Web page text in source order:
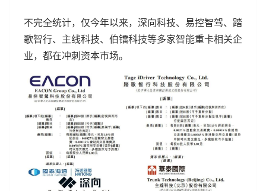
不完全统计，仅今年以来，深向科技、易控智驾、踏
歌智行、主线科技、伯镭科技等多家智能重卡相关企
业，都在冲刺资本市场。